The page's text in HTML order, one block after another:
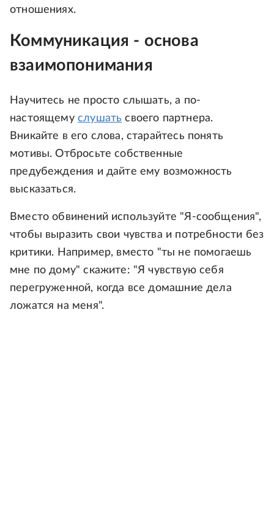
отношениях.
Коммуникация - основа
взаимопонимания
Научитесь не просто слышать, а по-
настоящему слушать своего партнера.
Вникайте в его слова, старайтесь понять
мотивы. Отбросьте собственные
предубеждения и дайте ему возможность
высказаться.
Вместо обвинений используйте "Я-сообщения",
чтобы выразить свои чувства и потребности без
критики. Например, вместо "ты не помогаешь
мне по дому" скажите: "Я чувствую себя
перегруженной, когда все домашние дела
ложатся на меня".